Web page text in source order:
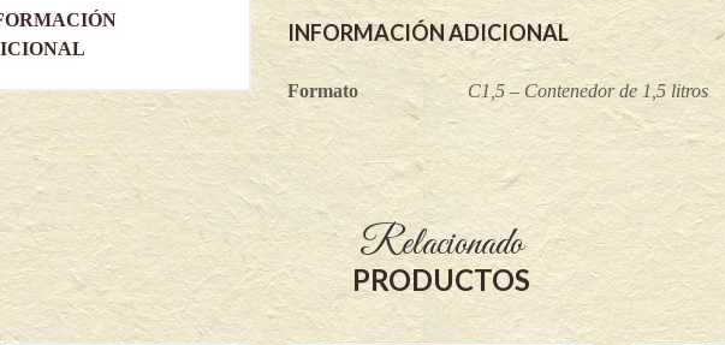
INFORMACIÓN ADICIONAL
Formato C1,5 – Contenedor de 1,5 litros
Relacionado
PRODUCTOS